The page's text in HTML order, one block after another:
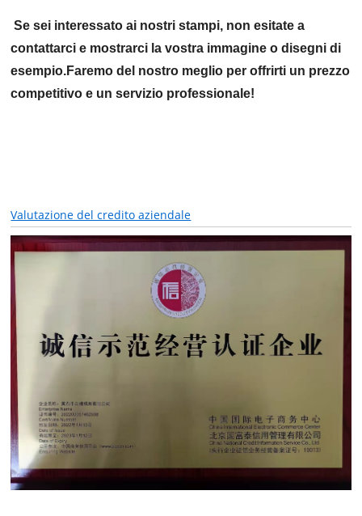
Se sei interessato ai nostri stampi, non esitate a
contattarci e mostrarci la vostra immagine o disegni di
esempio.Faremo del nostro meglio per offrirti un prezzo
competitivo e un servizio professionale!
Valutazione del credito aziendale